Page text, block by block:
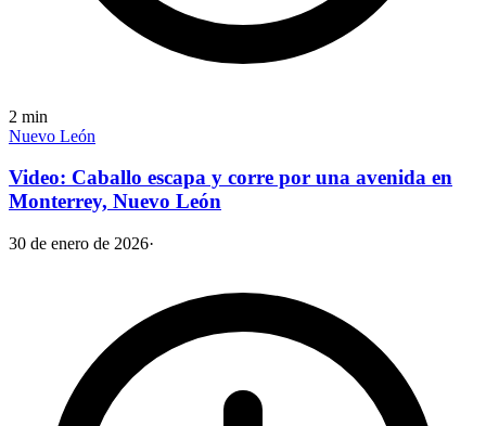
2 min
Nuevo León
Video: Caballo escapa y corre por una avenida en
Monterrey, Nuevo León
30 de enero de 2026·